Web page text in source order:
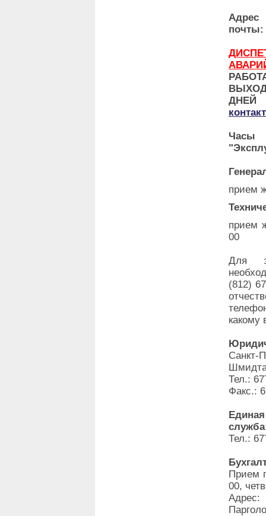
почты:
Часы
прием
прием
00
Для
(812)
какому
Тел.:
Факс.:
Единая
Тел.:
Прием
00,
Адрес: